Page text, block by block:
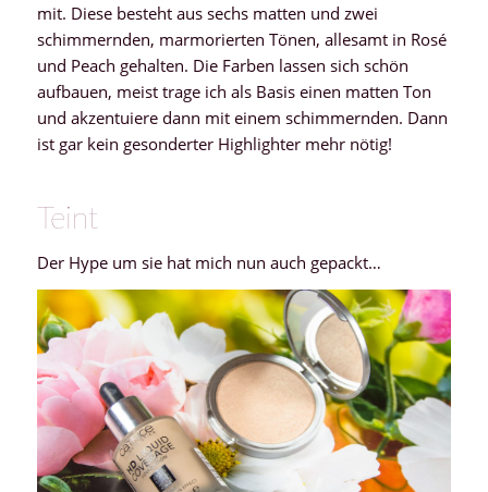
mit. Diese besteht aus sechs matten und zwei
schimmernden, marmorierten Tönen, allesamt in Rosé
und Peach gehalten. Die Farben lassen sich schön
aufbauen, meist trage ich als Basis einen matten Ton
und akzentuiere dann mit einem schimmernden. Dann
ist gar kein gesonderter Highlighter mehr nötig!
Teint
Der Hype um sie hat mich nun auch gepackt…